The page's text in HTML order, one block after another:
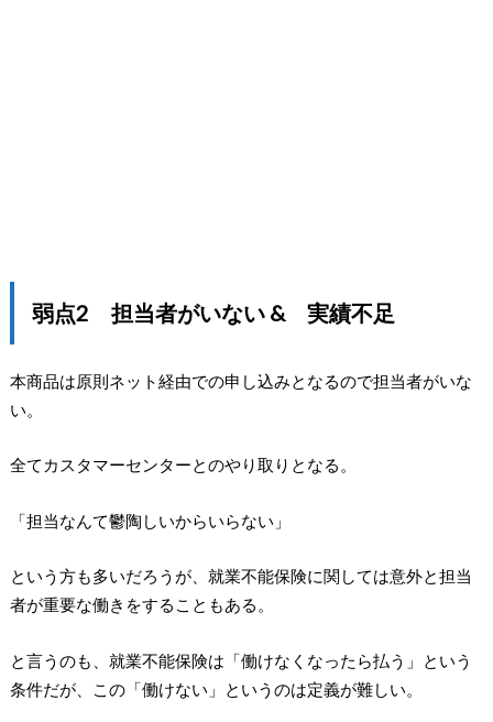
弱点2 担当者がいない & 実績不足
本商品は原則ネット経由での申し込みとなるので担当者がいな
い。
全てカスタマーセンターとのやり取りとなる。
「担当なんて鬱陶しいからいらない」
という方も多いだろうが、就業不能保険に関しては意外と担当
者が重要な働きをすることもある。
と言うのも、就業不能保険は「働けなくなったら払う」という
条件だが、この「働けない」というのは定義が難しい。